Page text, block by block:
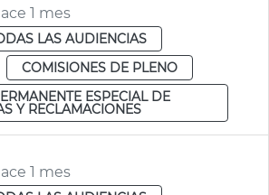
1 mes
LAS AUDIENCIAS
COMISIONES DE PLENO
ESPECIAL DE
Y RECLAMACIONES
1 mes